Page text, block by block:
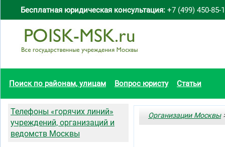
Бесплатная юридическая консультация: +7 (499) 450-85-
Поиск по районам, улицам Вопрос юристу Статьи
Организации Москвы
Телефоны «горячих линий»
учреждений, организаций и
ведомств Москвы